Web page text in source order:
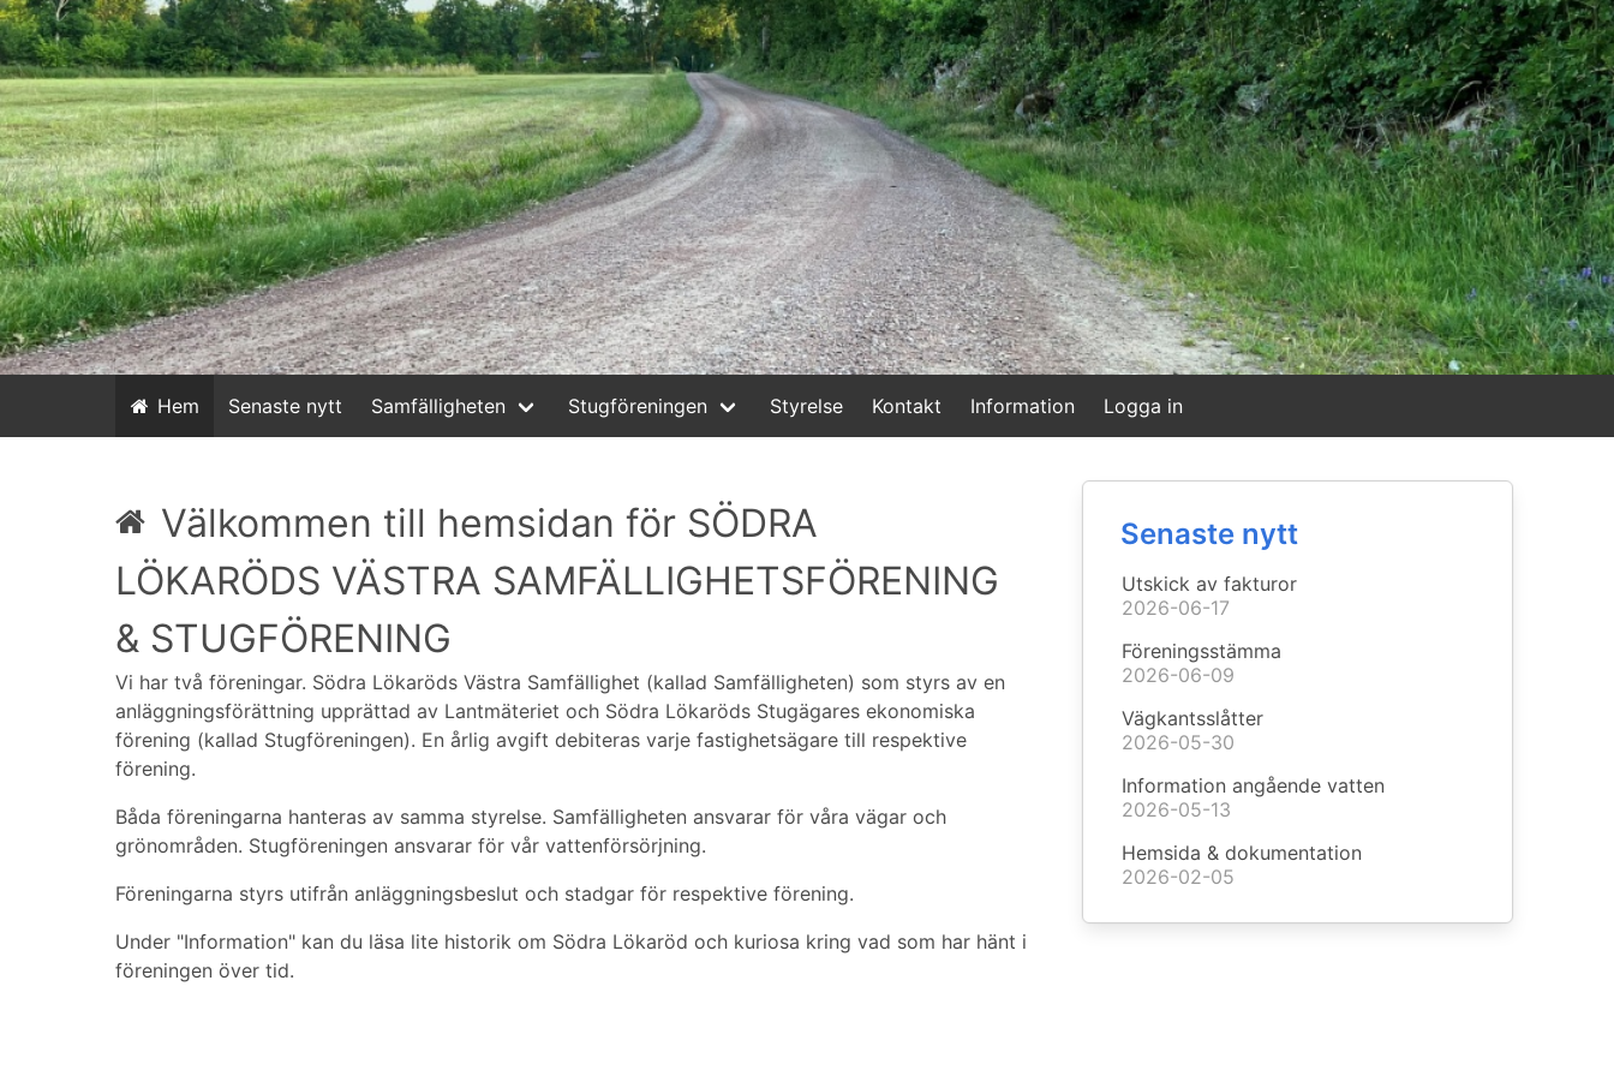
Hem Senaste nytt Samfälligheten Stugföreningen Styrelse Kontakt Information Logga in
Välkommen till hemsidan för SÖDRA
LÖKARÖDS VÄSTRA SAMFÄLLIGHETSFÖRENING
& STUGFÖRENING
Vi har två föreningar. Södra Lökaröds Västra Samfällighet (kallad Samfälligheten) som styrs av en
anläggningsförättning upprättad av Lantmäteriet och Södra Lökaröds Stugägares ekonomiska
förening (kallad Stugföreningen). En årlig avgift debiteras varje fastighetsägare till respektive
förening.
Båda föreningarna hanteras av samma styrelse. Samfälligheten ansvarar för våra vägar och
grönområden. Stugföreningen ansvarar för vår vattenförsörjning.
Föreningarna styrs utifrån anläggningsbeslut och stadgar för respektive förening.
Under "Information" kan du läsa lite historik om Södra Lökaröd och kuriosa kring vad som har hänt i
föreningen över tid.
Senaste nytt
Utskick av fakturor
2026-06-17
Föreningsstämma
2026-06-09
Vägkantsslåtter
2026-05-30
Information angående vatten
2026-05-13
Hemsida & dokumentation
2026-02-05